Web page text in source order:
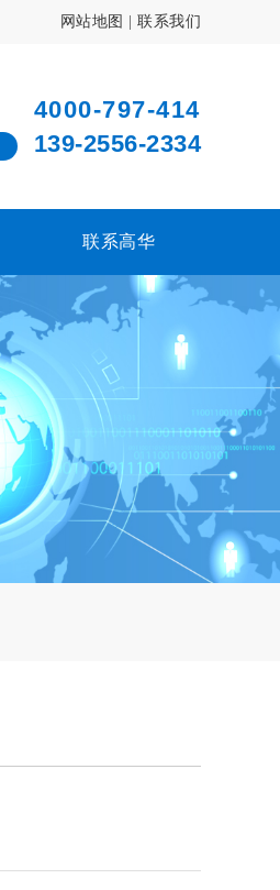
网站地图 联系我们
4000-797-414
139-2556-2334
联系高华